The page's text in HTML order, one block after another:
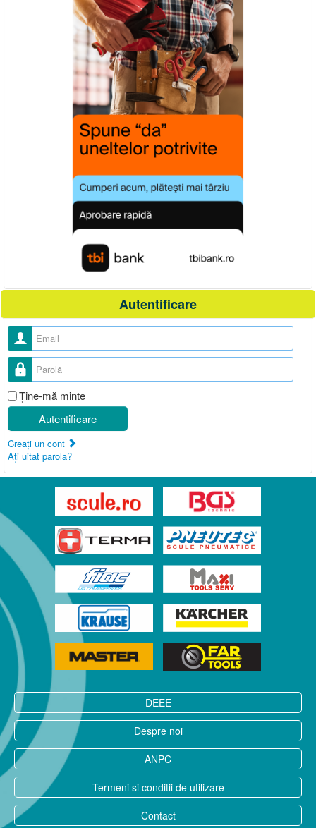
Autentificare
Nume utilizator
Parolă
Ţine-mă minte
Autentificare
Creaţi un cont
Aţi uitat parola?
DEEE
Despre noi
ANPC
Termeni si conditii de utilizare
Contact